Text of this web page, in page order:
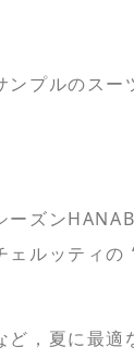
プルのスー
ーズン
ェルッティの
ど，夏に最適